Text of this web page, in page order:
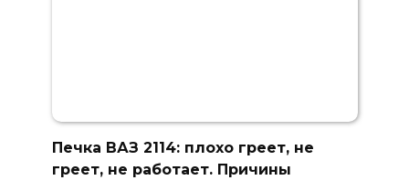
Печка ВАЗ 2114: плохо греет, не
греет, не работает. Причины